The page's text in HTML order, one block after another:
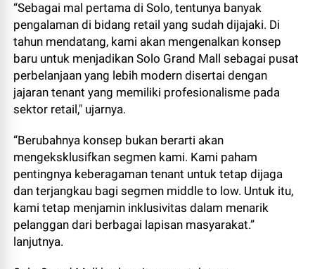
“Sebagai mal pertama di Solo, tentunya banyak
pengalaman di bidang retail yang sudah dijajaki. Di
tahun mendatang, kami akan mengenalkan konsep
baru untuk menjadikan Solo Grand Mall sebagai pusat
perbelanjaan yang lebih modern disertai dengan
jajaran tenant yang memiliki profesionalisme pada
sektor retail," ujarnya.
“Berubahnya konsep bukan berarti akan
mengeksklusifkan segmen kami. Kami paham
pentingnya keberagaman tenant untuk tetap dijaga
dan terjangkau bagi segmen middle to low. Untuk itu,
kami tetap menjamin inklusivitas dalam menarik
pelanggan dari berbagai lapisan masyarakat.”
lanjutnya.